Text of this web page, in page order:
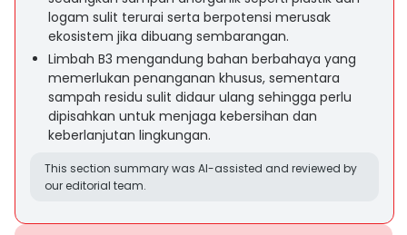
logam sulit terurai serta berpotensi merusak
ekosistem jika dibuang sembarangan.
Limbah B3 mengandung bahan berbahaya yang
memerlukan penanganan khusus, sementara
sampah residu sulit didaur ulang sehingga perlu
dipisahkan untuk menjaga kebersihan dan
keberlanjutan lingkungan.
This section summary was AI-assisted and reviewed by
our editorial team.